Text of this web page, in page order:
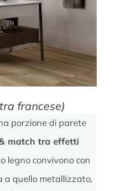
francese)
porzione di parete
match tra effetti
legno convivono con
a quello metallizzato,